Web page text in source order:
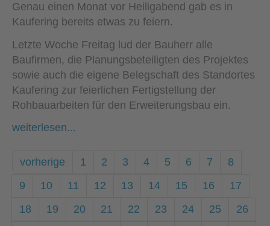
Genau einen Monat vor Heiligabend gab es in
Kaufering bereits etwas zu feiern.
Letzte Woche Freitag lud der Bauherr alle
Baufirmen, die Planungsbeteiligten des Projektes
sowie auch die eigene Belegschaft des Standortes
Kaufering zur feierlichen Fertigstellung der
Rohbauarbeiten für den Erweiterungsbau ein.
weiterlesen...
vorherige 1 2 3 4 5 6 7
8
9
10 11 12 13 14 15 16
17
18
19 20 21 22 23 24 25
26